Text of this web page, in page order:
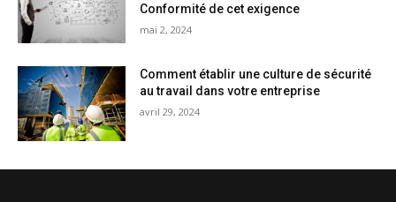
Conformité de cet exigence
mai 2, 2024
Comment établir une culture de sécurité
au travail dans votre entreprise
avril 29, 2024